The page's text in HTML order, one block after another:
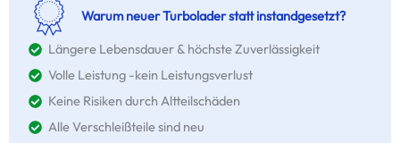
Warum neuer Turbolader statt instandgesetzt?
Längere Lebensdauer & höchste Zuverlässigkeit
Volle Leistung -kein Leistungsverlust
Keine Risiken durch Altteilschäden
Alle Verschleißteile sind neu